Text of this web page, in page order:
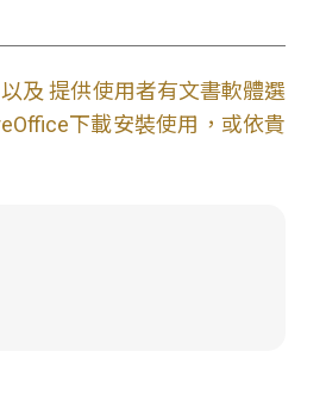
及 提供使用者有文書軟體選
下載安裝使用，或依貴